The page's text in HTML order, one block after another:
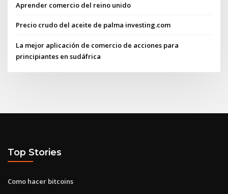
Aprender comercio del reino unido
Precio crudo del aceite de palma investing.com
La mejor aplicación de comercio de acciones para
principiantes en sudáfrica
Top Stories
Como hacer bitcoins